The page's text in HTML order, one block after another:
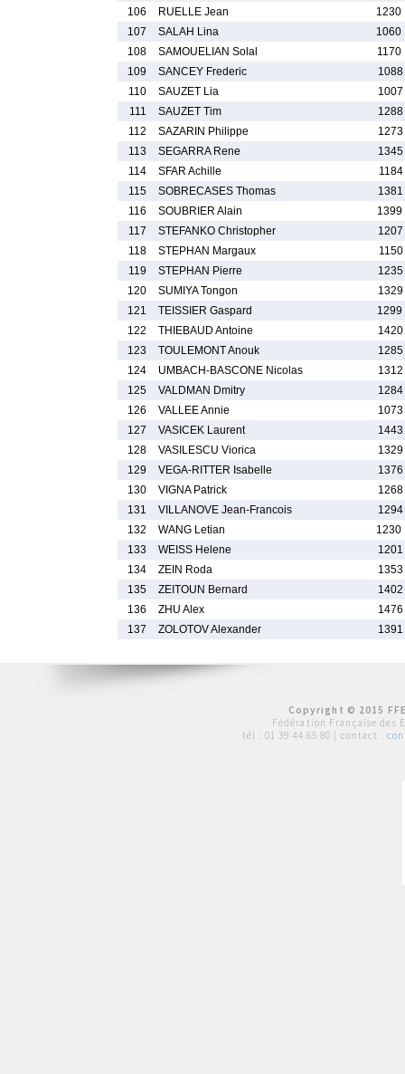
106 RUELLE Jean
1230
107
SALAH Lina
1060
108
SAMOUELIAN Solal
1170
109
SANCEY Frederic
1088
110
SAUZET Lia
1007
111
SAUZET Tim
1288
112
SAZARIN Philippe
1273
113
SEGARRA Rene
1345
114
SFAR Achille
1184
115
SOBRECASES Thomas
1381
116
SOUBRIER Alain
1399
117
STEFANKO Christopher
1207
118
STEPHAN Margaux
1150
119
STEPHAN Pierre
1235
120
SUMIYA Tongon
1329
121
TEISSIER Gaspard
1299
122
THIEBAUD Antoine
1420
123
TOULEMONT Anouk
1285
124
UMBACH-BASCONE Nicolas
1312
125
VALDMAN Dmitry
1284
126
VALLEE Annie
1073
127
VASICEK Laurent
1443
128
VASILESCU Viorica
1329
129
VEGA-RITTER Isabelle
1376
130
VIGNA Patrick
1268
131
VILLANOVE Jean-Francois
1294
132
WANG Letian
1230
133
WEISS Helene
1201
134
ZEIN Roda
1353
135
ZEITOUN Bernard
1402
136
ZHU Alex
1476
137
ZOLOTOV Alexander 1391
Copyright © 2015
Fédération Française des
tél : 01 39 44 65 80 | contact :